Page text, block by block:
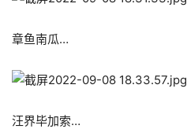
章鱼南瓜…
汪界毕加索…